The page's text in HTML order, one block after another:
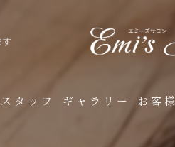
スタッフ ギャラリー お客